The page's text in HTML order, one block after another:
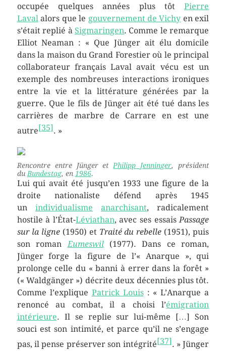
occupée quelques années plus tôtPierre
Lavalalors que le gouvernement de Vichy en exil
s’était replié à Sigmaringen. Comme le remarque
Elliot Neaman : « Que Jünger ait élu domicile
dans la maison du Grand Forestier où le principal
collaborateur français Laval avait vécu est un
exemple des nombreuses interactions ironiques
entre la vie et la littérature générées par la
guerre. Que le fils de Jünger ait été tué dans les
carrières de marbre de Carrare en est une
autre[35]. »
Rencontre entre Jünger etPhilipp Jenninger, président
duBundestag, en 1986.
Lui qui avait été jusqu’en 1933 une figure de la
droite nationaliste défend après 1945
un individualisme anarchisant, radicalement
hostile à l’État-Léviathan, avec ses essaisPassage
sur la ligne(1950) et Traité du rebelle (1951), puis
son romanEumeswil(1977). Dans ce roman,
Jünger forge la figure de l’« Anarque », qui
prolonge celle du « banni à errer dans la forêt »
(« Waldgänger ») décrite deux décennies plus tôt.
Comme l’explique Patrick Louis: « L’Anarque a
renoncé au combat, il a choisi l’émigration
intérieure. Il se replie sur lui-même […] Son
souci est son intimité, et parce qu’il ne s’engage
pas, il pense préserver son intégrité[37]. » Jünger